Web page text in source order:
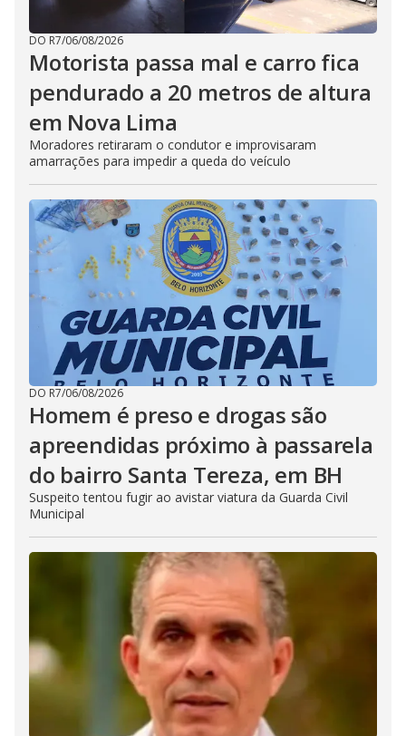
DO R7/06/08/2026
Motorista passa mal e carro fica
pendurado a 20 metros de altura
em Nova Lima
Moradores retiraram o condutor e improvisaram
amarrações para impedir a queda do veículo
DO R7/06/08/2026
Homem é preso e drogas são
apreendidas próximo à passarela
do bairro Santa Tereza, em BH
Suspeito tentou fugir ao avistar viatura da Guarda Civil
Municipal